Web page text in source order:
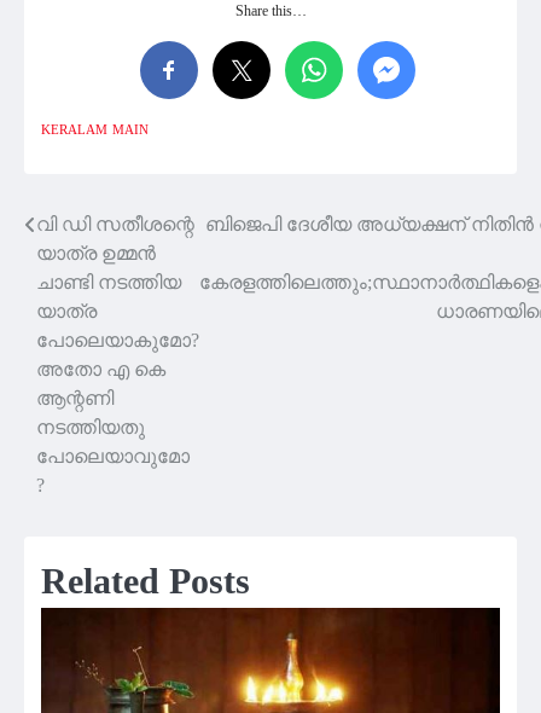
Share this…
KERALAM MAIN
Post
navigation
വി ഡി സതീശന്റെ
യാത്ര ഉമ്മൻ
ചാണ്ടി നടത്തിയ
യാത്ര
പോലെയാകുമോ?
അതോ എ കെ
ആന്റണി
നടത്തിയതു
പോലെയാവുമോ
?
ബിജെപി ദേശീയ അധ്യക്ഷന്
Related Posts